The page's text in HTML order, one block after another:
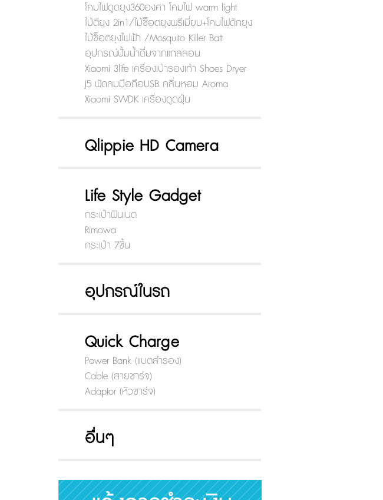
โคมไฟดูดยุง360องศา โคมไฟ warm light
ไม้ตียุง 2in1/ไม้ช็อตยุงพรีเมี่ยม+โคมไฟดักยุง
ไม้ช็อตยุงไฟฟ้า /Mosquito Killer Batt
อุปกรณ์ปั้มน้ำดื่มจากแกลลอน
Xiaomi 3life เครื่องเป่ารองเท้า Shoes Dryer
J5 พัดลมมือถือUSB กลิ่นหอม Aroma
Xiaomi SWDK เครื่องดูดฝุ่น
Qlippie HD Camera
Life Style Gadget
กระเป๋าฟินเนต
Rimowa
กระเป๋า 7ชิ้น
อุปกรณ์ในรถ
Quick Charge
Power Bank (แบตสำรอง)
Cable (สายชาร์จ)
Adaptor (หัวชาร์จ)
อื่นๆ